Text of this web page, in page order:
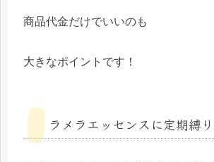
商品代金だけでいいのも
大きなポイントです！
ラメラエッセンスに定期縛